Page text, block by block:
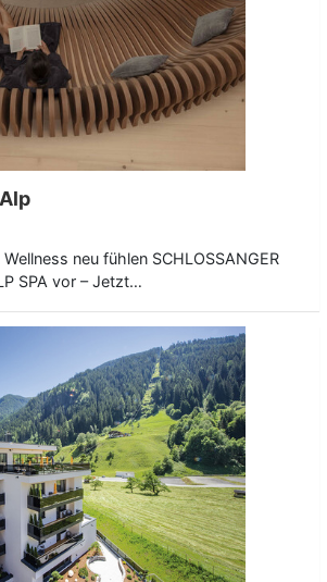
neu fühlen SCHLOSSANGER
SPA vor – Jetzt…